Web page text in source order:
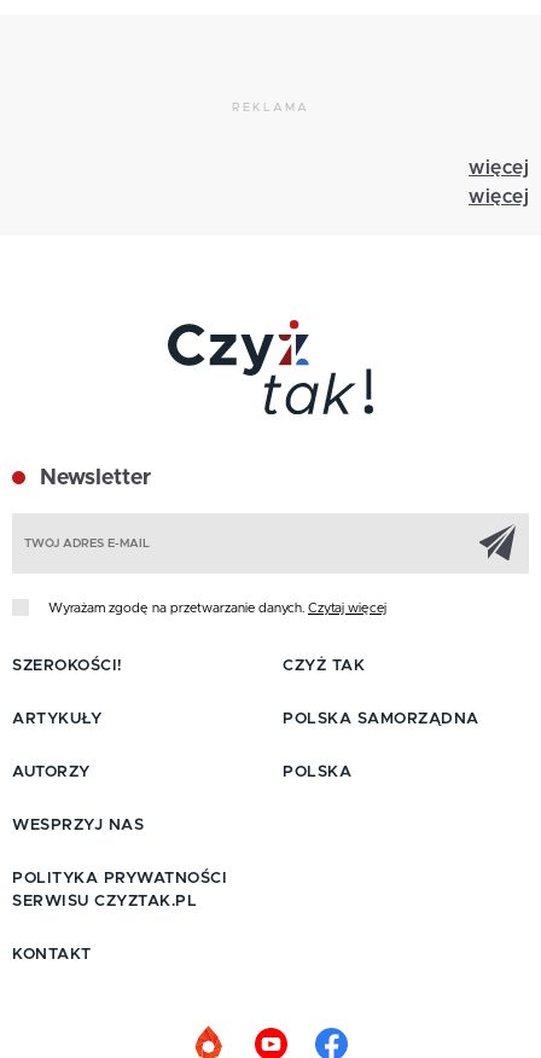
REKLAMA
więcej
więcej
Newsletter
Wyrażam zgodę na przetwarzanie danych. Czytaj więcej
SZEROKOŚCI!
ARTYKUŁY
AUTORZY
CZYŻ TAK
POLSKA SAMORZĄDNA
POLSKA
WESPRZYJ NAS
POLITYKA PRYWATNOŚCI
SERWISU CZYZTAK.PL
KONTAKT